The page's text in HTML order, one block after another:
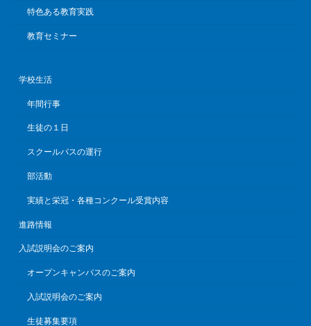
特色ある教育実践
教育セミナー
学校生活
年間行事
生徒の１日
スクールバスの運行
部活動
実績と栄冠・各種コンクール受賞内容
進路情報
入試説明会のご案内
オープンキャンパスのご案内
入試説明会のご案内
生徒募集要項